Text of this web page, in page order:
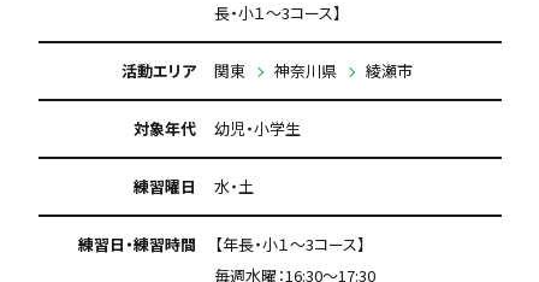
長・小１～3コース】
活動エリア 関東 神奈川県 綾瀬市
対象年代 幼児・小学生
練習曜日 水・土
練習日・練習時間
【年長・小１～3コース】
毎週水曜：16:30〜17:30